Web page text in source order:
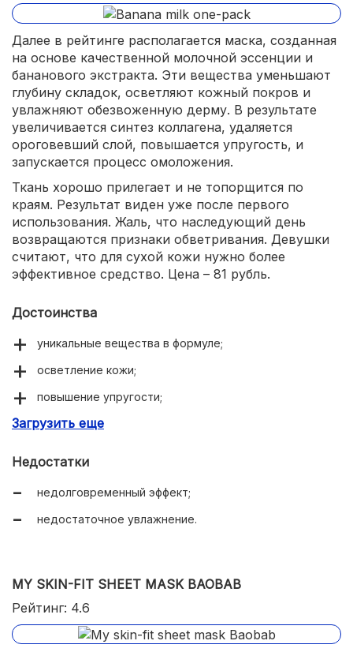
Далее в рейтинге располагается маска, созданная
на основе качественной молочной эссенции и
бананового экстракта. Эти вещества уменьшают
глубину складок, осветляют кожный покров и
увлажняют обезвоженную дерму. В результате
увеличивается синтез коллагена, удаляется
ороговевший слой, повышается упругость, и
запускается процесс омоложения.
Ткань хорошо прилегает и не топорщится по
краям. Результат виден уже после первого
использования. Жаль, что наследующий день
возвращаются признаки обветривания. Девушки
считают, что для сухой кожи нужно более
эффективное средство. Цена – 81 рубль.
Достоинства
уникальные вещества в формуле;
осветление кожи;
повышение упругости;
разглаживание складок.
Загрузить еще
Недостатки
недолговременный эффект;
недостаточное увлажнение.
MY SKIN-FIT SHEET MASK BAOBAB
Рейтинг: 4.6